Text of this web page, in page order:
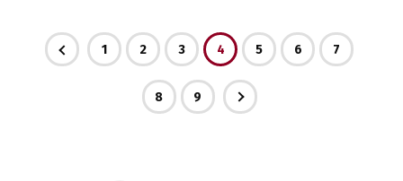
1 2 3 4 5 6 7
8 9